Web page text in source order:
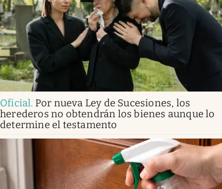
Oficial. Por nueva Ley de Sucesiones, los
herederos no obtendrán los bienes aunque lo
determine el testamento